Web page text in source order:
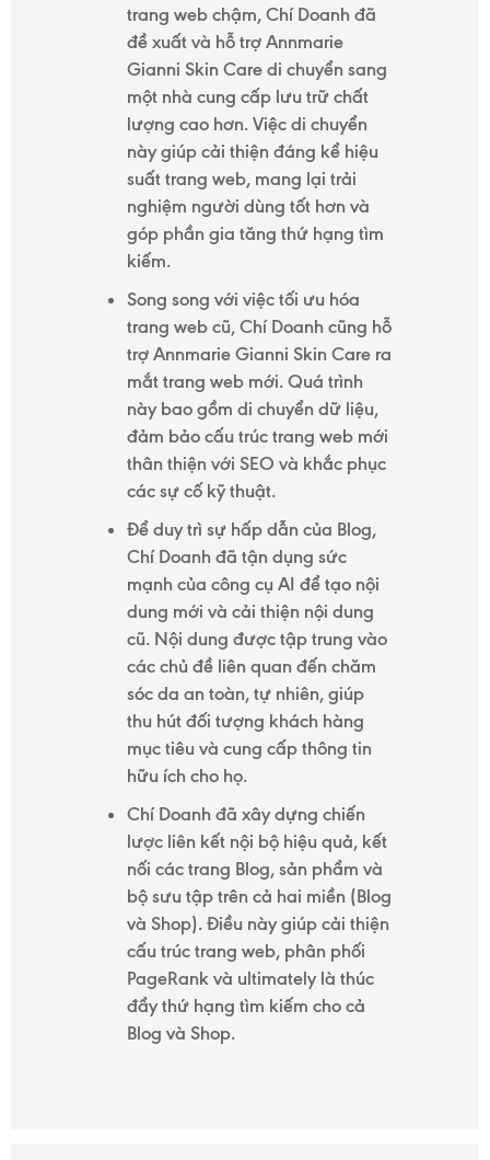
trang web chậm, Chí Doanh đã
đề xuất và hỗ trợ Annmarie
Gianni Skin Care di chuyển sang
một nhà cung cấp lưu trữ chất
lượng cao hơn. Việc di chuyển
này giúp cải thiện đáng kể hiệu
suất trang web, mang lại trải
nghiệm người dùng tốt hơn và
góp phần gia tăng thứ hạng tìm
kiếm.
Song song với việc tối ưu hóa
trang web cũ, Chí Doanh cũng hỗ
trợ Annmarie Gianni Skin Care ra
mắt trang web mới. Quá trình
này bao gồm di chuyển dữ liệu,
đảm bảo cấu trúc trang web mới
thân thiện với SEO và khắc phục
các sự cố kỹ thuật.
Để duy trì sự hấp dẫn của Blog,
Chí Doanh đã tận dụng sức
mạnh của công cụ AI để tạo nội
dung mới và cải thiện nội dung
cũ. Nội dung được tập trung vào
các chủ đề liên quan đến chăm
sóc da an toàn, tự nhiên, giúp
thu hút đối tượng khách hàng
mục tiêu và cung cấp thông tin
hữu ích cho họ.
Chí Doanh đã xây dựng chiến
lược liên kết nội bộ hiệu quả, kết
nối các trang Blog, sản phẩm và
bộ sưu tập trên cả hai miền (Blog
và Shop). Điều này giúp cải thiện
cấu trúc trang web, phân phối
PageRank và ultimately là thúc
đẩy thứ hạng tìm kiếm cho cả
Blog và Shop.